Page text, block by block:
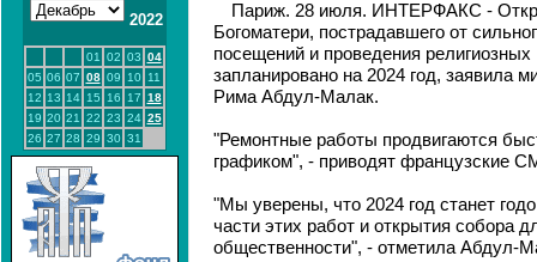
2022
01 02 03 04
05 06 07 08 09 10
11
12 13 14 15 16 17 18
19 20 21 22 23 24 25
26 27 28 29 30 31
Париж. 28 июля. ИНТЕРФАКС -
Богоматери, пострадавшего от
посещений и проведения религиозных
запланировано на 2024 год, заявила
Рима Абдул-Малак.
"Ремонтные работы продвигаются
графиком", - приводят французские
"Мы уверены, что 2024 год станет
части этих работ и открытия собора
общественности", - отметила Абдул-